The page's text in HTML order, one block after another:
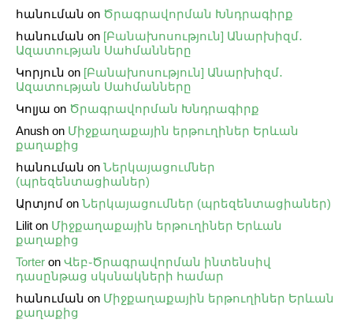
հանուման on Ծրագրավորման Խնդրագիրք
հանուման on [Բանախոսություն] Անարխիզմ․
Ազատության Սահմանները
Կորյուն on [Բանախոսություն] Անարխիզմ․
Ազատության Սահմանները
Կոլյա on Ծրագրավորման Խնդրագիրք
Anush on Միջքաղաքային երթուղիներ Երևան
քաղաքից
հանուման on Ներկայացումներ
(պրեզենտացիաներ)
Արտյոմ on Ներկայացումներ (պրեզենտացիաներ)
Lilit on Միջքաղաքային երթուղիներ Երևան
քաղաքից
Torter on Վեբ֊Ծրագրավորման ինտենսիվ
դասընթաց սկսնակների համար
հանուման on Միջքաղաքային երթուղիներ Երևան
քաղաքից